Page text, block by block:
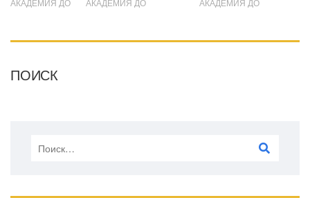
АКАДЕМИЯ ДО АКАДЕМИЯ ДО АКАДЕМИЯ ДО
ПОИСК